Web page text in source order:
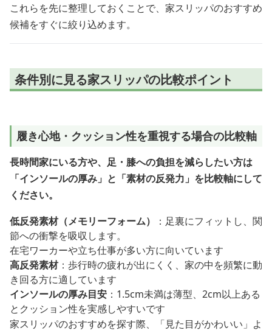
これらを先に整理しておくことで、家スリッパのおすすめ
候補をすぐに絞り込めます。
条件別に見る家スリッパの比較ポイント
履き心地・クッション性を重視する場合の比較軸
長時間家にいる方や、足・膝への負担を減らしたい方は
「インソールの厚み」と「素材の反発力」を比較軸にして
ください。
低反発素材（メモリーフォーム）
：足裏にフィットし、関
節への衝撃を吸収します。
在宅ワーカーや立ち仕事が多い方に向いています
高反発素材：歩行時の疲れが出にくく、家の中を頻繁に動
き回る方に適しています
インソールの厚み目安 ：1.5cm未満は薄型、2cm以上ある
とクッション性を実感しやすいです
家スリッパのおすすめを探す際、「見た目がかわいい」よ